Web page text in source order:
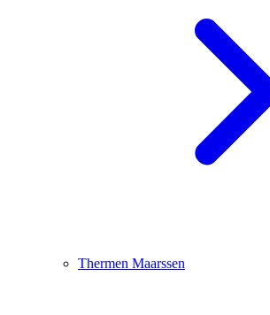
Thermen Maarssen